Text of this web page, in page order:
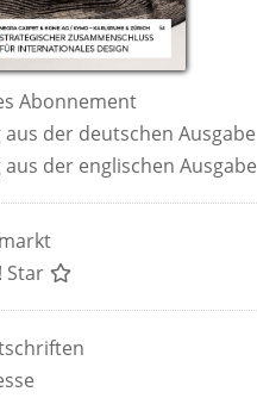
Abonnement
aus der deutschen Ausgabe
aus der englischen Ausgabe
Star